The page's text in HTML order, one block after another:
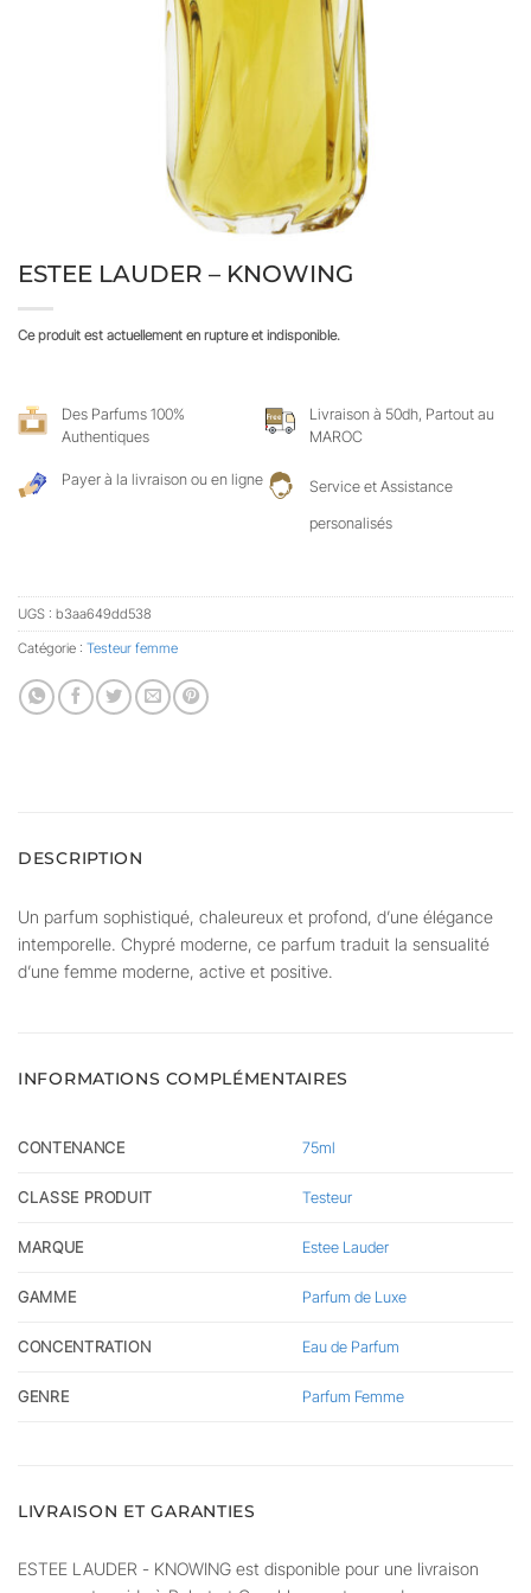
ESTEE LAUDER – KNOWING
Ce produit est actuellement en rupture et indisponible.
Des Parfums 100%
Authentiques
Livraison à 50dh, Partout au
MAROC
Payer à la livraison ou en ligne Service et Assistance
personalisés
UGS : b3aa649dd538
Catégorie : Testeur femme
DESCRIPTION
Un parfum sophistiqué, chaleureux et profond, d’une élégance
intemporelle. Chypré moderne, ce parfum traduit la sensualité
d’une femme moderne, active et positive.
INFORMATIONS COMPLÉMENTAIRES
CONTENANCE 75ml
CLASSE PRODUIT Testeur
MARQUE Estee Lauder
GAMME Parfum de Luxe
CONCENTRATION Eau de Parfum
GENRE Parfum Femme
LIVRAISON ET GARANTIES
ESTEE LAUDER - KNOWING est disponible pour une livraison